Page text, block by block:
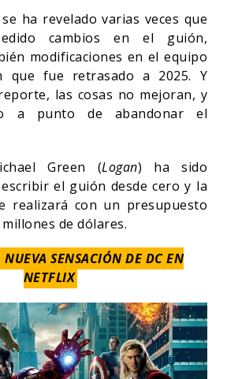
ha revelado varias veces que
cambios en el guión,
modificaciones en el equipo
que fue retrasado a 2025. Y
las cosas no mejoran, y
a punto de abandonar el
Green (Logan) ha sido
el guión desde cero y la
realizará con un presupuesto
de dólares.
NUEVA SENSACIÓN DE DC EN
NETFLIX